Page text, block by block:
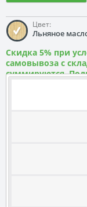
Цвет:
Льняное
Скидка 5% при
самовывоза с
суммируются.